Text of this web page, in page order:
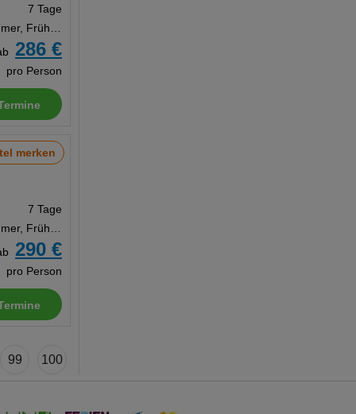
7 Tage
Doppelzimmer, Frühstück
286 €
pro Person
merken
7 Tage
Doppelzimmer, Frühstück
290 €
pro Person
99 100